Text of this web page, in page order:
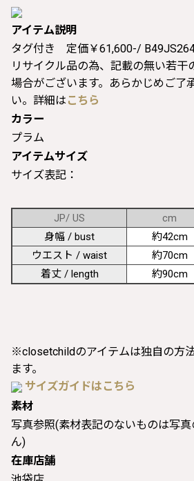
アイテム説明
タグ付き 定価￥61,600-/
リサイクル品の為、記載の無い若干
場合がございます。あらかじめご了
い。詳細は こちら
カラー
プラム
アイテムサイズ
サイズ表記：
JP/ US cm
身幅 / bust
約42cm
ウエスト / waist
約70cm
着丈 / length
約90cm
※closetchildのアイテムは独自の方
ます。
サイズガイドはこちら
素材
写真参照(素材表記のないものは写
ん)
在庫店舗